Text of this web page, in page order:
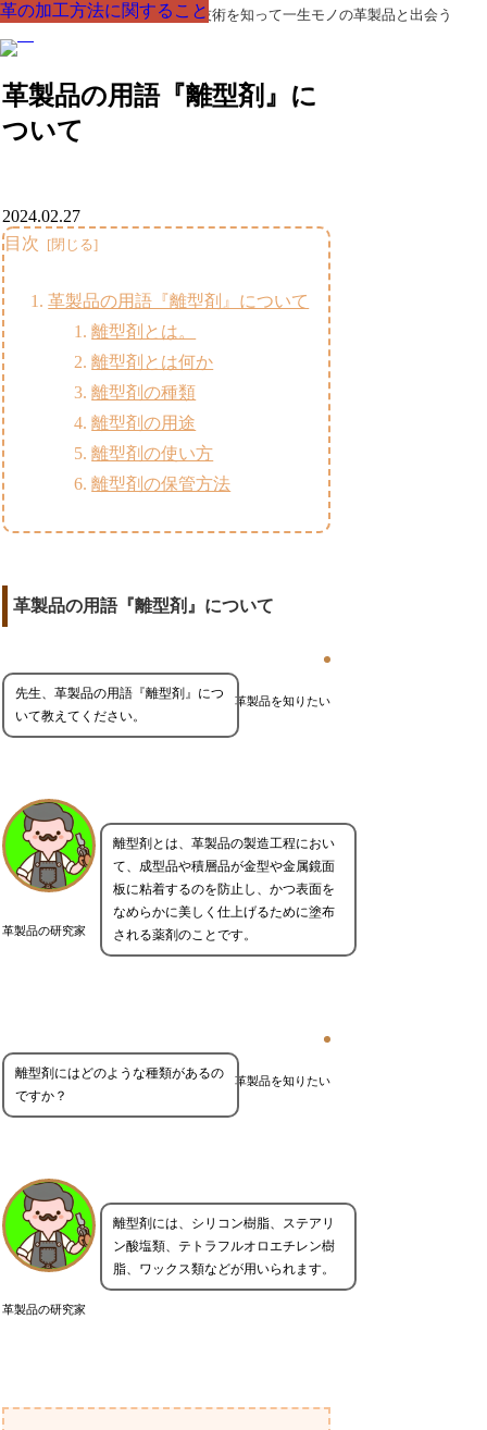
革製品の部品の呼び名・素材・技術を知って一生モノの革製品と出会う
革製品の用語『離型剤』に
ついて
革の加工方法に関すること
2024.02.27
目次
革製品の用語『離型剤』について
離型剤とは。
離型剤とは何か
離型剤の種類
離型剤の用途
離型剤の使い方
離型剤の保管方法
革製品の用語『離型剤』について
革製品を知りたい
先生、革製品の用語『離型剤』につ
いて教えてください。
革製品の研究家
離型剤とは、革製品の製造工程におい
て、成型品や積層品が金型や金属鏡面
板に粘着するのを防止し、かつ表面を
なめらかに美しく仕上げるために塗布
される薬剤のことです。
革製品を知りたい
離型剤にはどのような種類があるの
ですか？
革製品の研究家
離型剤には、シリコン樹脂、ステアリ
ン酸塩類、テトラフルオロエチレン樹
脂、ワックス類などが用いられます。
革の加工方法に関すること
革の加工方法に関すること
革の加工方法に関すること
革の加工方法に関すること
革の加工方法に関すること
革の加工方法に関すること